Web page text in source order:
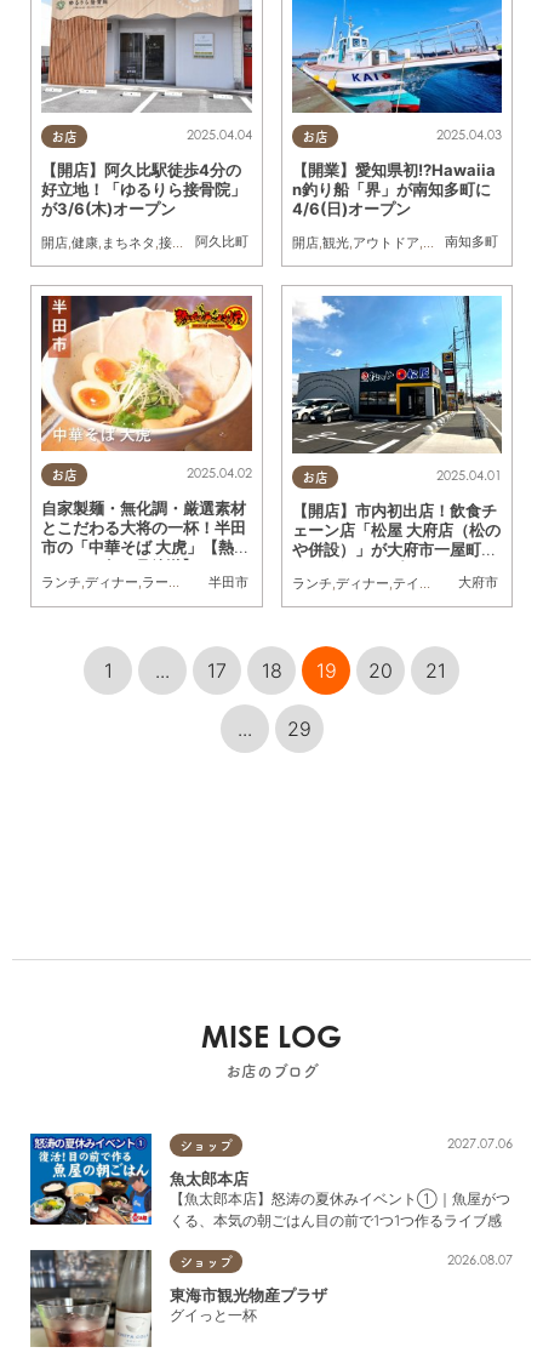
お店
阿久比町
2025.04.04
【開店】阿久比駅徒歩4分の
好立地！「ゆるりら接骨院」
が3/6(木)オープン
開店,健康, まちネタ ,接骨院
お店
南知多町
2025.04.03
【開業】愛知県初!?Hawaiia
n釣り船「界」が南知多町に
4/6(日)オープン
開店,観光,アウトドア,親子,家族
お店
半田市
2025.04.02
自家製麺・無化調・厳選素材
とこだわる大将の一杯！半田
市の「中華そば 大虎」【熱血
ラーメン伝 4月放送】
ランチ ディナー ラーメン 連載
お店
大府市
2025.04.01
【開店】市内初出店！飲食チ
ェーン店「松屋 大府店（松の
や併設）」が大府市一屋町に
ランチ,ディナー,テイクアウト ,開店
1 ... 17 18 19 20 21
... 29
MISE LOG
お店のブログ
ショップ 2027.07.06
魚太郎本店
【魚太郎本店】怒涛の夏休みイベント①｜魚屋がつ
くる、本気の朝ごはん目の前で1つ1つ作るライブ感
ショップ 2026.08.07
東海市観光物産プラザ
グイっと一杯